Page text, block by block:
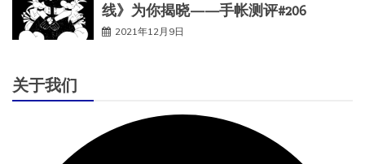
线》为你揭晓——手帐测评#206
2021年12月9日
关于我们